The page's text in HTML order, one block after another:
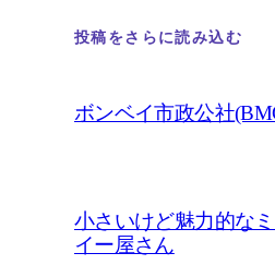
投稿をさらに読み込む
ボンベイ市政公社
小さいけど魅力的な
イー屋さん